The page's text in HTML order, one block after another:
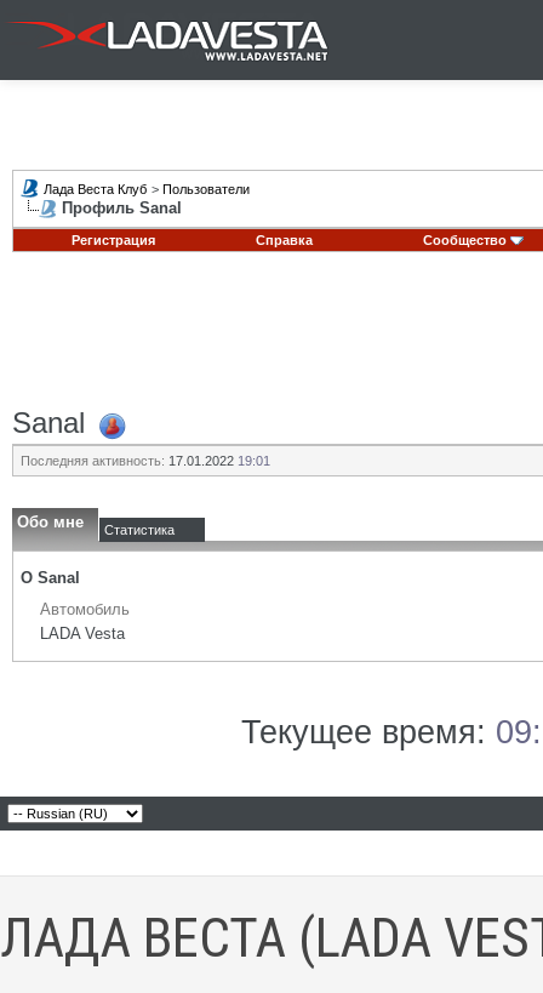
Лада Веста Клуб > Пользователи
Профиль Sanal
Регистрация Справка Сообщество
Sanal
Последняя активность: 17.01.2022 19:01
Обо мне Статистика
О Sanal
Автомобиль
LADA Vesta
Текущее время:
ЛАДА ВЕСТА (LADA